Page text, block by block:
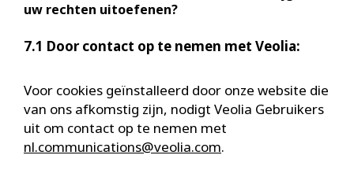
uw rechten uitoefenen?
7.1 Door contact op te nemen met Veolia:
Voor cookies geïnstalleerd door onze website die
van ons afkomstig zijn, nodigt Veolia Gebruikers
uit om contact op te nemen met
nl.communications@veolia.com.